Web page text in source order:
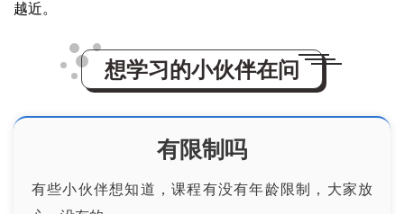
越近。
想学习的小伙伴在问
有限制吗
有些小伙伴想知道，课程有没有年龄限制，大家放